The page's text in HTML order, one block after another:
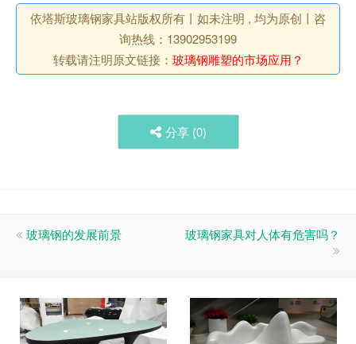
依塔斯玻璃钢家具站版权所有丨如未注明 , 均为原创丨咨
询热线：13902953199
转载请注明原文链接： 玻璃钢雕塑的市场应用？
分享 (0)
玻璃钢的发展前景 玻璃钢家具对人体有危害吗？